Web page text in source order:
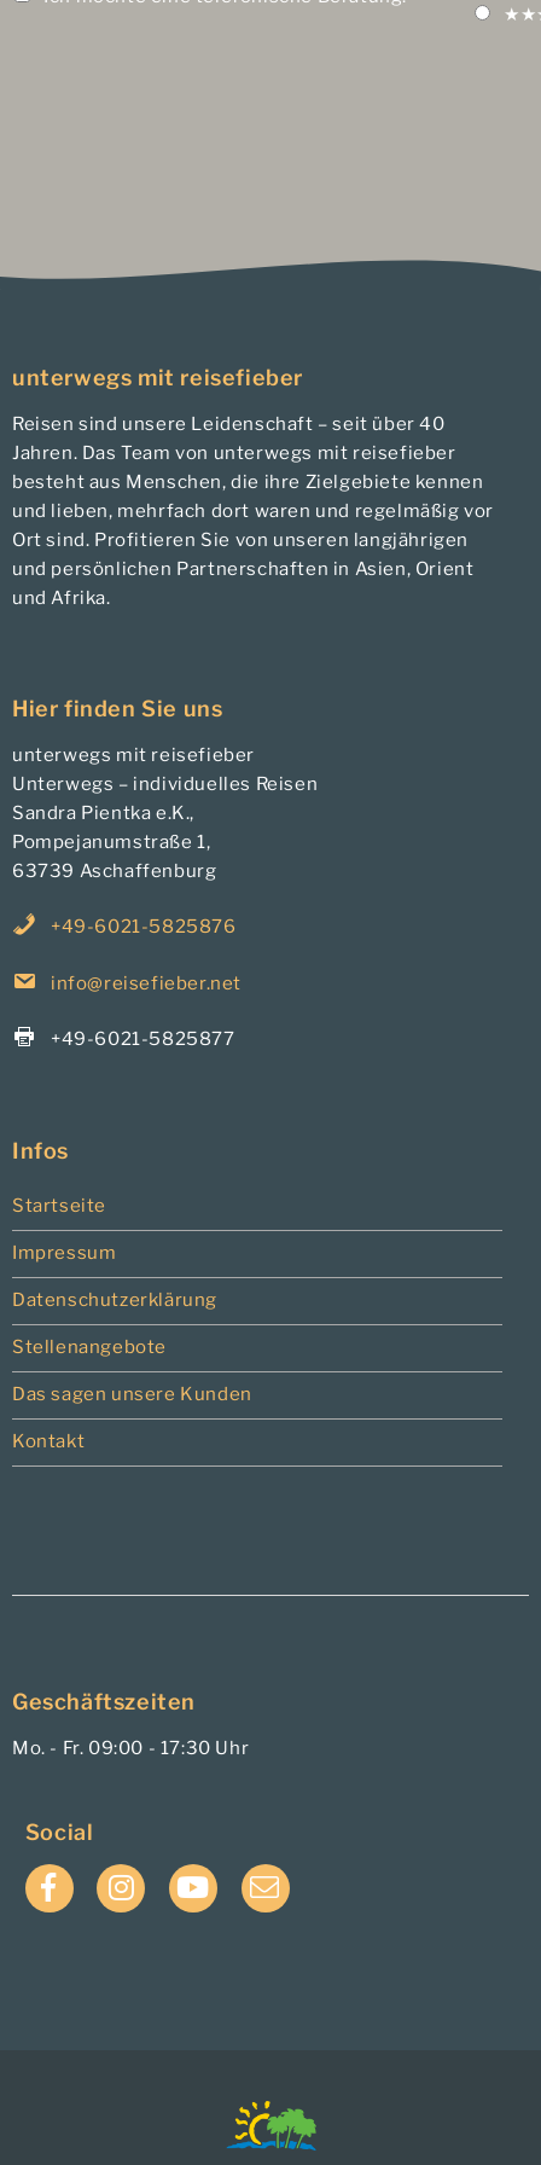
unterwegs mit reisefieber
Reisen sind unsere Leidenschaft – seit über 40
Jahren. Das Team von unterwegs mit reisefieber
besteht aus Menschen, die ihre Zielgebiete kennen
und lieben, mehrfach dort waren und regelmäßig vor
Ort sind. Profitieren Sie von unseren langjährigen
und persönlichen Partnerschaften in Asien, Orient
und Afrika.
Hier finden Sie uns
unterwegs mit reisefieber
Unterwegs – individuelles Reisen
Sandra Pientka e.K.,
Pompejanumstraße 1,
63739 Aschaffenburg
+49-6021-5825876
info@reisefieber.net
+49-6021-5825877
Infos
Startseite
Impressum
Datenschutzerklärung
Stellenangebote
Das sagen unsere Kunden
Kontakt
Geschäftszeiten
Mo. - Fr. 09:00 - 17:30 Uhr
Social
FacebookInstagramYouTubeE-
Mail